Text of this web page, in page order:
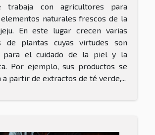
trabaja con agricultores para
naturales frescos de la
En este lugar crecen varias
de plantas cuyas virtudes son
para el cuidado de la piel y la
Por ejemplo, sus productos se
a partir de extractos de té verde,...